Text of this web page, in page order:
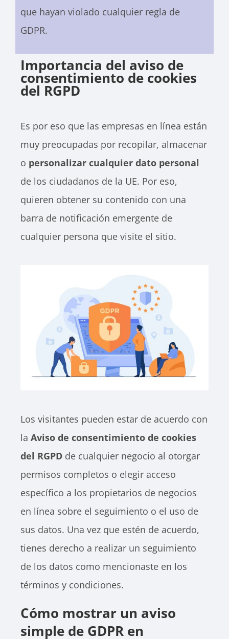
que hayan violado cualquier regla de
GDPR.
Importancia del aviso de
consentimiento de cookies
del RGPD
Es por eso que las empresas en línea están
muy preocupadas por recopilar, almacenar
o personalizar cualquier dato personal
de los ciudadanos de la UE. Por eso,
quieren obtener su contenido con una
barra de notificación emergente de
cualquier persona que visite el sitio.
Los visitantes pueden estar de acuerdo con
la Aviso de consentimiento de cookies
del RGPD de cualquier negocio al otorgar
permisos completos o elegir acceso
específico a los propietarios de negocios
en línea sobre el seguimiento o el uso de
sus datos. Una vez que estén de acuerdo,
tienes derecho a realizar un seguimiento
de los datos como mencionaste en los
términos y condiciones.
Cómo mostrar un aviso
simple de GDPR en